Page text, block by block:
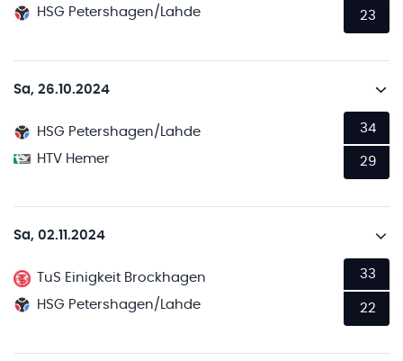
HSG Petershagen/Lahde
23
Sa, 26.10.2024
HSG Petershagen/Lahde
HTV Hemer
34
29
Sa, 02.11.2024
TuS Einigkeit Brockhagen
HSG Petershagen/Lahde
33
22